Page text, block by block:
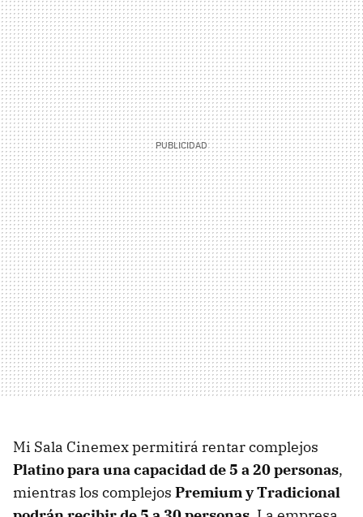
Mi Sala Cinemex permitirá rentar complejos
Platino para una capacidad de 5 a 20 personas,
mientras los complejos Premium y Tradicional